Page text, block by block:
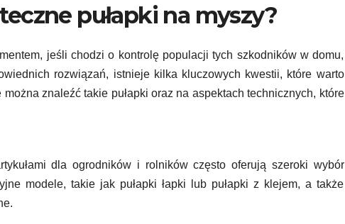
pułapki na myszy?
jeśli chodzi o kontrolę populacji tych szkodników w domu,
rozwiązań, istnieje kilka kluczowych kwestii, które warto
znaleźć takie pułapki oraz na aspektach technicznych, które
dla ogrodników i rolników często oferują szeroki wybór
modele, takie jak pułapki łapki lub pułapki z klejem, a także